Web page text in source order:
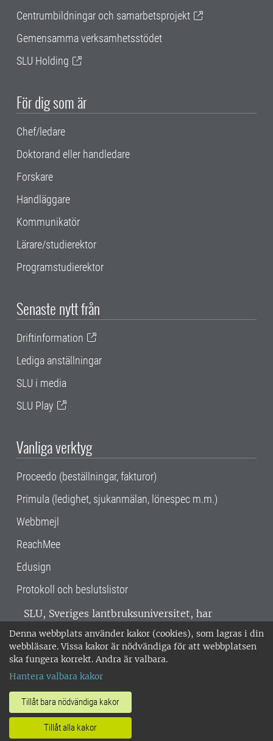
Denna webbplats använder kakor (cookies), som lagras i din
webbläsare. Vissa kakor är nödvändiga för att webbplatsen
ska fungera korrekt. Andra är valbara.
Hantera valbara kakor
Tillåt bara nödvändiga kakor
Tillåt alla kakor
Centrumbildningar och samarbetsprojekt
Gemensamma verksamhetsstödet
SLU Holding
För dig som är
Chef/ledare
Doktorand eller handledare
Forskare
Handläggare
Kommunikatör
Lärare/studierektor
Programstudierektor
Senaste nytt från
Driftinformation
Lediga anställningar
SLU i media
SLU Play
Vanliga verktyg
Proceedo (beställningar, fakturor)
Primula (ledighet, sjukanmälan, lönespec m.m.)
Webbmejl
ReachMee
Edusign
Protokoll och beslutslistor
SLU, Sveriges lantbruksuniversitet, har
verksamhet över hela Sverige. Huvudorter är
Alnarp, Uppsala och Umeå.SLU är
miljöcertifierat enligt ISO 14001. •
018-67 10 00 • Org nr: 202100-2817 •
Om SLU:s webbplatser
•Hantera kakor•Behandling av
personuppgifter